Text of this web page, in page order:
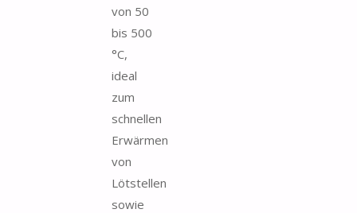
von 50
bis 500
°C,
ideal
zum
schnellen
Erwärmen
von
Lötstellen
sowie